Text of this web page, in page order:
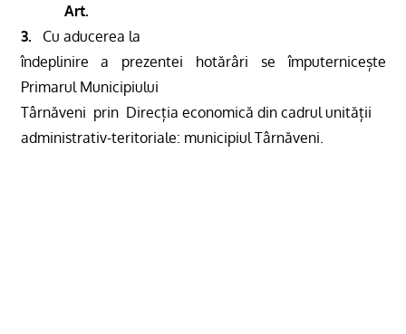
Art.
3.
Cu aducerea la
îndeplinire a prezentei hotărâri se împuternicește
Primarul Municipiului
Târnăveni prin Direcția economică din cadrul unității
administrativ-teritoriale: municipiul Târnăveni.